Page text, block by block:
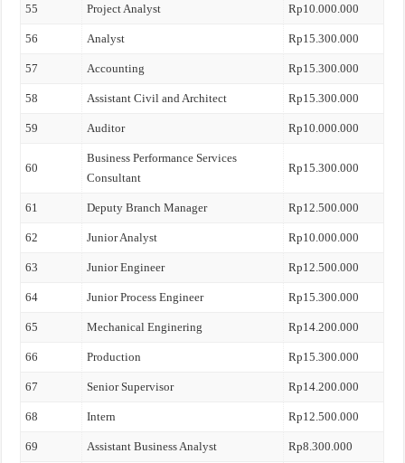
55 Project Analyst Rp10.000.000
56 Analyst Rp15.300.000
57 Accounting Rp15.300.000
58 Assistant Civil and Architect Rp15.300.000
59 Auditor Rp10.000.000
60
Business Performance Services
Consultant
Rp15.300.000
61 Deputy Branch Manager Rp12.500.000
62 Junior Analyst Rp10.000.000
63 Junior Engineer Rp12.500.000
64 Junior Process Engineer Rp15.300.000
65 Mechanical Enginering Rp14.200.000
66 Production Rp15.300.000
67 Senior Supervisor Rp14.200.000
68 Intern Rp12.500.000
69 Assistant Business Analyst Rp8.300.000